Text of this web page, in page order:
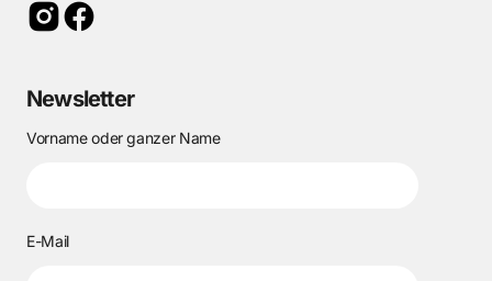
Newsletter
Vorname oder ganzer Name
E-Mail